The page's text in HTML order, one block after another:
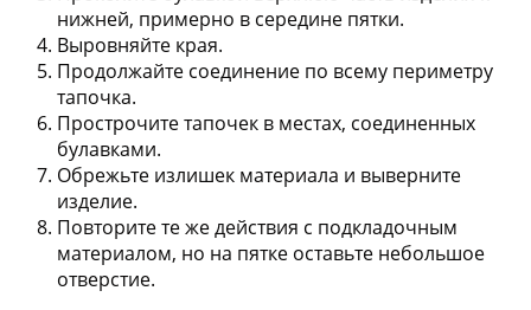
нижней, примерно в середине пятки.
Выровняйте края.
Продолжайте соединение по всему периметру
тапочка.
Прострочите тапочек в местах, соединенных
булавками.
Обрежьте излишек материала и выверните
изделие.
Повторите те же действия с подкладочным
материалом, но на пятке оставьте небольшое
отверстие.